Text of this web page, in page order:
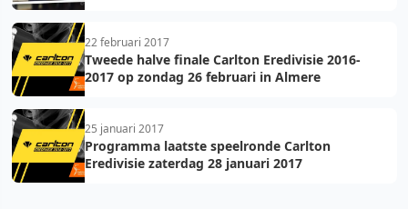
22 februari 2017
Tweede halve finale Carlton Eredivisie 2016-
2017 op zondag 26 februari in Almere
25 januari 2017
Programma laatste speelronde Carlton
Eredivisie zaterdag 28 januari 2017